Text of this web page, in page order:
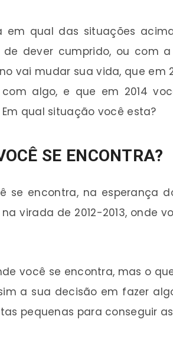
em qual das situações
de dever cumprido, ou com
vai mudar sua vida, que em
algo, e que em 2014
qual situação você esta?
SE ENCONTRA?
se encontra, na esperança
virada de 2012-2013, onde
você se encontra, mas o
a sua decisão em fazer
pequenas para conseguir